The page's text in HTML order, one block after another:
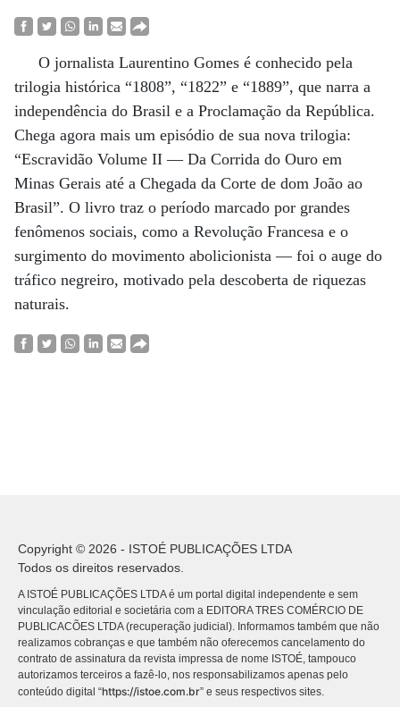
O jornalista Laurentino Gomes é conhecido pela
trilogia histórica “1808”, “1822” e “1889”, que narra a
independência do Brasil e a Proclamação da República.
Chega agora mais um episódio de sua nova trilogia:
“Escravidão Volume II — Da Corrida do Ouro em
Minas Gerais até a Chegada da Corte de dom João ao
Brasil”. O livro traz o período marcado por grandes
fenômenos sociais, como a Revolução Francesa e o
surgimento do movimento abolicionista — foi o auge do
tráfico negreiro, motivado pela descoberta de riquezas
naturais.
Copyright © 2026 - ISTOÉ PUBLICAÇÕES LTDA
Todos os direitos reservados.
A ISTOÉ PUBLICAÇÕES LTDA é um portal digital independente e sem
vinculação editorial e societária com a EDITORA TRES COMÉRCIO DE
PUBLICACÕES LTDA (recuperação judicial). Informamos também que não
realizamos cobranças e que também não oferecemos cancelamento do
contrato de assinatura da revista impressa de nome ISTOÉ, tampouco
autorizamos terceiros a fazê-lo, nos responsabilizamos apenas pelo
conteúdo digital “https://istoe.com.br” e seus respectivos sites.